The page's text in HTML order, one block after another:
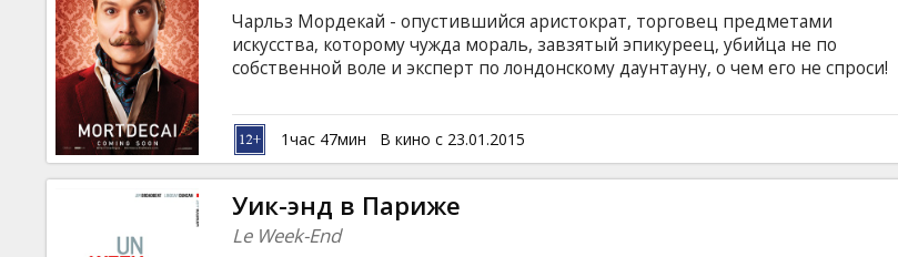
Чарльз Мордекай - опустившийся аристократ, торговец предметами
искусства, которому чужда мораль, завзятый эпикуреец, убийца не по
собственной воле и эксперт по лондонскому даунтауну, о чем его не спроси!
впутывается во всякого рода неприятности, в которых фигурируют тайная
полиция и озлобленные государственные мужи, краденные картины и
умерщвленные клиенты, - но именно этим Мордекай зарабатывает себе на
жизнь.
1час 47мин В кино с 23.01.2015
Уик-энд в Париже
Le Week-End